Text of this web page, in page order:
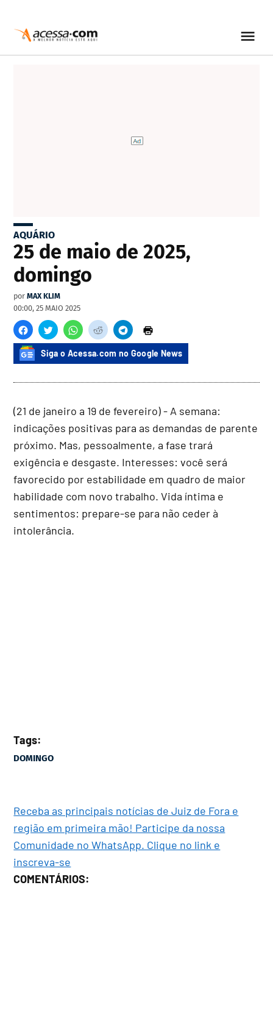
AQUÁRIO
25 de maio de 2025,
domingo
por MAX KLIM
00:00, 25 MAIO 2025
Siga o Acessa.com no Google News
(21 de janeiro a 19 de fevereiro) - A semana:
indicações positivas para as demandas de parente
próximo. Mas, pessoalmente, a fase trará
exigência e desgaste. Interesses: você será
favorecido por estabilidade em quadro de maior
habilidade com novo trabalho. Vida íntima e
sentimentos: prepare-se para não ceder à
intolerância.
Tags:
DOMINGO
Receba as principais notícias de Juiz de Fora e
região em primeira mão! Participe da nossa
Comunidade no WhatsApp. Clique no link e
inscreva-se
COMENTÁRIOS: